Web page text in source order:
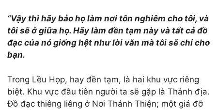
“Vậy thì hãy bảo họ làm nơi tôn nghiêm cho tôi, và
tôi sẽ ở giữa họ. Hãy làm đền tạm này và tất cả đồ
đạc của nó giống hệt nhưlời văn mà tôi sẽ chỉ cho
bạn.
Trong Lều Họp, hay đền tạm, là hai khu vực riêng
biệt. Khu vực đầu tiên người ta sẽ gặp là Thánh địa.
Đồ đạc thiêng liêng ở Nơi Thánh Thiện; một giá đỡ